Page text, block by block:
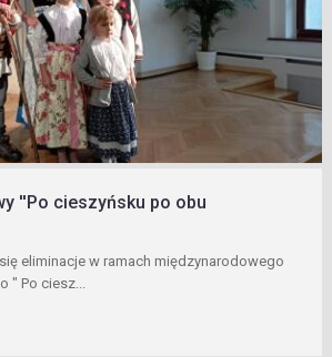
''Po cieszyńsku po obu
eliminacje w ramach międzynarodowego
" Po ciesz...